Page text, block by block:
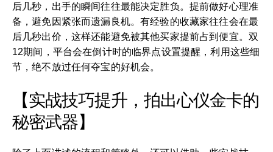
后几秒，出手的瞬间往往最能决定胜负。提前做好心理准
备，避免因紧张而遗漏良机。有经验的收藏家往往会在最
后几秒出价，这样还能避免被其他买家提前占到便宜。双
12期间，平台会在倒计时的临界点设置提醒，利用这些细
节，绝不放过任何夺宝的好机会。
【实战技巧提升，拍出心仪金卡的
秘密武器】